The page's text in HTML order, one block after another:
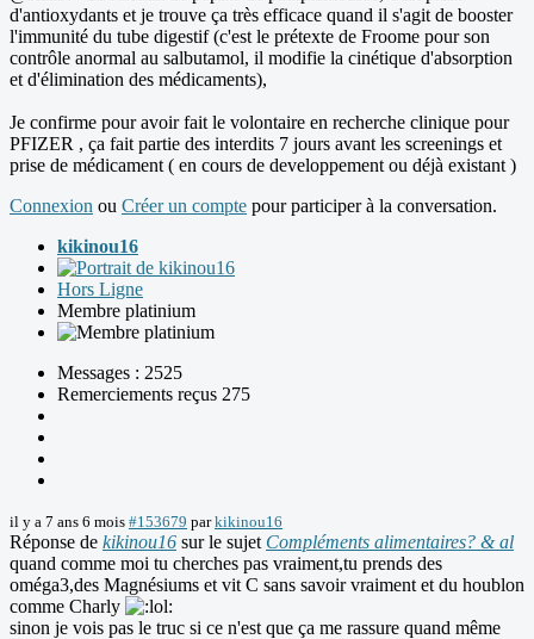
d'antioxydants et je trouve ça très efficace quand il s'agit de booster
l'immunité du tube digestif (c'est le prétexte de Froome pour son
contrôle anormal au salbutamol, il modifie la cinétique d'absorption
et d'élimination des médicaments),
Je confirme pour avoir fait le volontaire en recherche clinique pour
PFIZER , ça fait partie des interdits 7 jours avant les screenings et
prise de médicament ( en cours de developpement ou déjà existant )
Connexion ou Créer un compte pour participer à la conversation.
kikinou16
Hors Ligne
Membre platinium
Messages : 2525
Remerciements reçus 275
il y a 7 ans 6 mois #153679 parkikinou16
Réponse de kikinou16 sur le sujet Compléments alimentaires? & al
quand comme moi tu cherches pas vraiment,tu prends des
oméga3,des Magnésiums et vit C sans savoir vraiment et du houblon
comme Charly
sinon je vois pas le truc si ce n'est que ça me rassure quand même